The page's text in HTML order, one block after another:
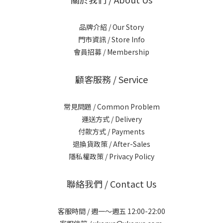
品牌介紹 / Our Story
門市資訊 / Store Info
會員招募 / Membership
顧客服務 / Service
常見問題 / Common Problem
運送方式 / Delivery
付款方式 / Payments
退換貨政策 / After-Sales
隱私權政策 / Privacy Policy
聯絡我們 / Contact Us
客服時間 / 週一～週五 12:00-22:00